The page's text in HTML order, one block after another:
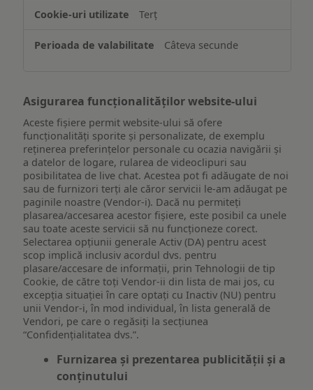
pe
dispozitiv
Terț
Câteva secunde
Asigurarea funcționalităților website-ului
Aceste fișiere permit website-ului să ofere
funcționalități sporite și personalizate, de exemplu
reţinerea preferinţelor personale cu ocazia navigării și
a datelor de logare, rularea de videoclipuri sau
posibilitatea de live chat. Acestea pot fi adăugate de noi
sau de furnizori terți ale căror servicii le-am adăugat pe
paginile noastre (Vendor-i). Dacă nu permiteți
plasarea/accesarea acestor fișiere, este posibil ca unele
sau toate aceste servicii să nu funcționeze corect.
Selectarea opțiunii generale Activ (DA) pentru acest
scop implică inclusiv acordul dvs. pentru
plasare/accesare de informații, prin Tehnologii de tip
Cookie, de către toți Vendor-ii din lista de mai jos, cu
excepția situației în care optați cu Inactiv (NU) pentru
unii Vendor-i, în mod individual, în lista generală de
Vendori, pe care o regăsiți la secțiunea
“Confidențialitatea dvs.”.
Furnizarea și prezentarea publicității și a
conținutului